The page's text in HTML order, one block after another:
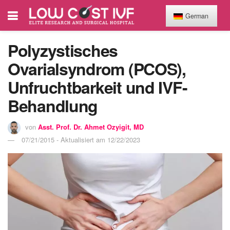
Polyzystisches
Ovarialsyndrom (PCOS),
Unfruchtbarkeit und IVF-
Behandlung
von Asst. Prof. Dr. Ahmet Ozyigit, MD
07/21/2015 - Aktualisiert am 12/22/2023
German